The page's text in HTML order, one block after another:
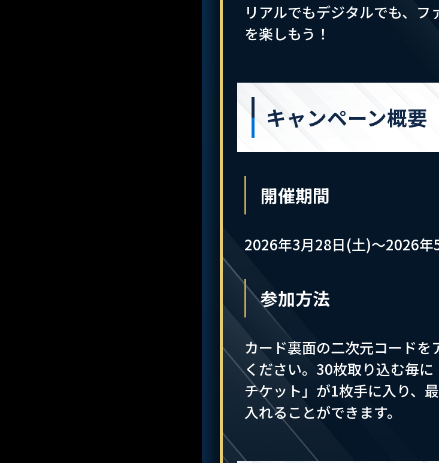
リアルでもデジタルでも、フ
を楽しもう！
キャンペーン概要
開催期間
2026年3月28日(土)～2026
参加方法
カード裏面の二次元コードを
ください。30枚取り込む毎
チケット」が1枚手に入り、
入れることができます。